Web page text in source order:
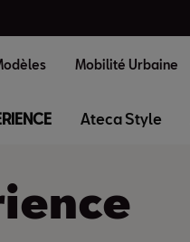
Mobilité Urbaine
Ateca Style